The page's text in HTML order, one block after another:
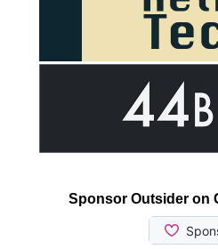
Sponsor Outsider on